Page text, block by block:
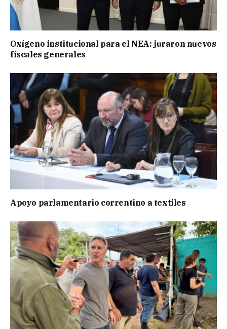
Oxígeno institucional para el NEA: juraron nuevos
fiscales generales
Apoyo parlamentario correntino a textiles